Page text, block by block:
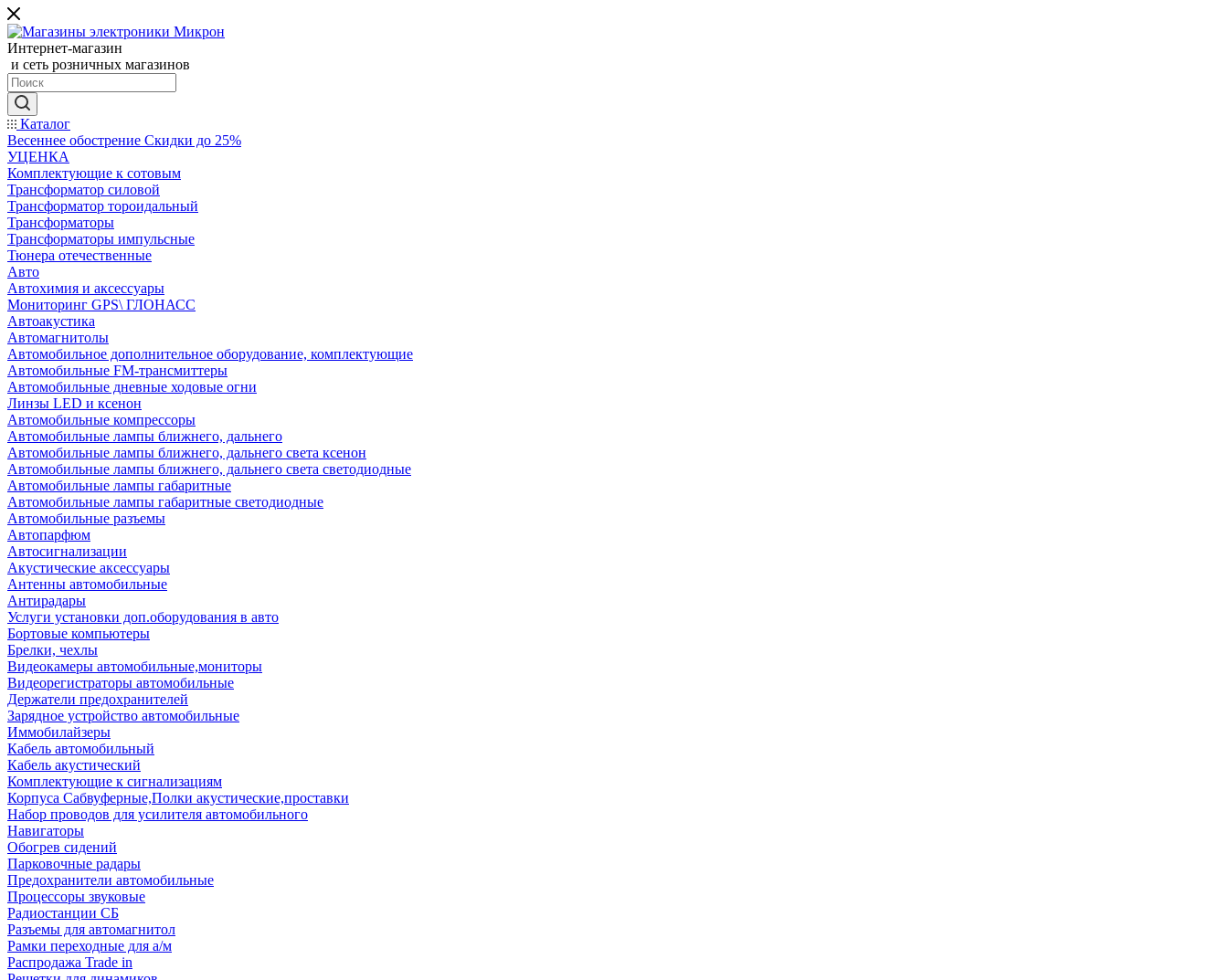
Интернет-магазин
и сеть розничных магазинов
Каталог
Весеннее обострение Скидки до 25%
УЦЕНКА
Комплектующие к сотовым
Трансформатор силовой
Трансформатор тороидальный
Трансформаторы
Трансформаторы импульсные
Тюнера отечественные
Авто
Автохимия и аксессуары
Мониторинг GPS\ ГЛОНАСС
Автоакустика
Автомагнитолы
Автомобильное дополнительное оборудование, комплектующие
Автомобильные FM-трансмиттеры
Автомобильные дневные ходовые огни
Линзы LED и ксенон
Автомобильные компрессоры
Автомобильные лампы ближнего, дальнего
Автомобильные лампы ближнего, дальнего света ксенон
Автомобильные лампы ближнего, дальнего света светодиодные
Автомобильные лампы габаритные
Автомобильные лампы габаритные светодиодные
Автомобильные разъемы
Автопарфюм
Автосигнализации
Акустические аксессуары
Антенны автомобильные
Антирадары
Услуги установки доп.оборудования в авто
Бортовые компьютеры
Брелки, чехлы
Видеокамеры автомобильные,мониторы
Видеорегистраторы автомобильные
Держатели предохранителей
Зарядное устройство автомобильные
Иммобилайзеры
Кабель автомобильный
Кабель акустический
Комплектующие к сигнализациям
Корпуса Сабвуферные,Полки акустические,проставки
Набор проводов для усилителя автомобильного
Навигаторы
Обогрев сидений
Парковочные радары
Предохранители автомобильные
Процессоры звуковые
Радиостанции СБ
Разъемы для автомагнитол
Рамки переходные для а/м
Распродажа Trade in